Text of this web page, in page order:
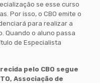
se esse curso
Por isso, o CBO emite o
para realizar a
Quando o aluno passa
de Especialista
pelo CBO segue
Associação de